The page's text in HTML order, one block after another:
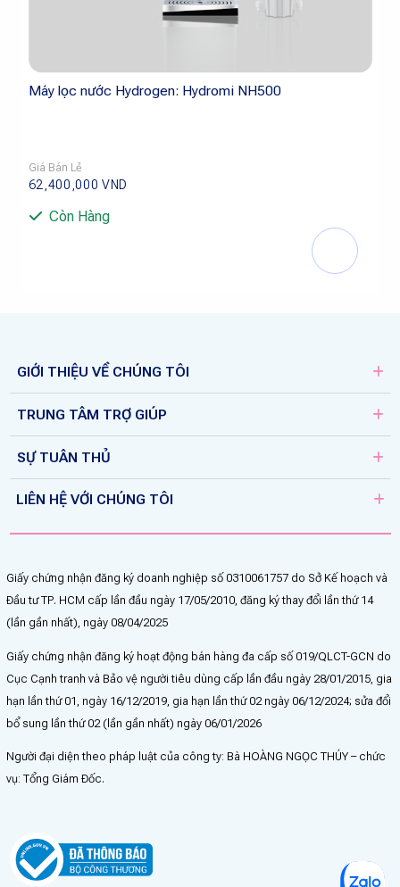
Máy lọc nước Hydrogen: Hydromi NH500
Giá Bán Lẻ
62,400,000 VND
Còn Hàng
GIỚI THIỆU VỀ CHÚNG TÔI
TRUNG TÂM TRỢ GIÚP
SỰ TUÂN THỦ
LIÊN HỆ VỚI CHÚNG TÔI
Giấy chứng nhận đăng ký doanh nghiệp số 0310061757 do Sở Kế hoạch và
Đầu tư TP. HCM cấp lần đầu ngày 17/05/2010, đăng ký thay đổi lần thứ 14
(lần gần nhất), ngày 08/04/2025
Giấy chứng nhận đăng ký hoạt động bán hàng đa cấp số 019/QLCT-GCN do
Cục Cạnh tranh và Bảo vệ người tiêu dùng cấp lần đầu ngày 28/01/2015, gia
hạn lần thứ 01, ngày 16/12/2019, gia hạn lần thứ 02 ngày 06/12/2024; sửa đổi
bổ sung lần thứ 02 (lần gần nhất) ngày 06/01/2026
Người đại diện theo pháp luật của công ty: Bà HOÀNG NGỌC THÚY – chức
vụ: Tổng Giám Đốc.